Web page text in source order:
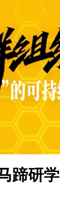
蹄研学